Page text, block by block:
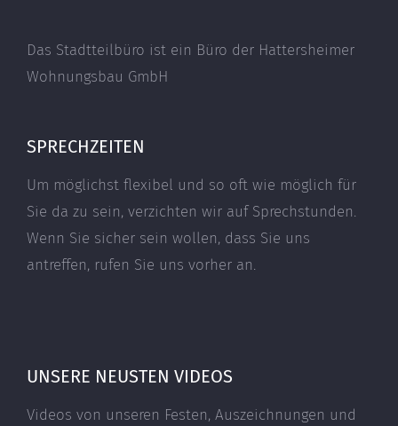
Das Stadtteilbüro ist ein Büro der Hattersheimer
Wohnungsbau GmbH
SPRECHZEITEN
Um möglichst flexibel und so oft wie möglich für
Sie da zu sein, verzichten wir auf Sprechstunden.
Wenn Sie sicher sein wollen, dass Sie uns
antreffen, rufen Sie uns vorher an.
UNSERE NEUSTEN VIDEOS
Videos von unseren Festen, Auszeichnungen und